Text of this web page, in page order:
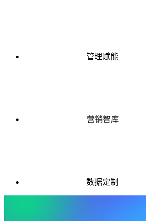
管理赋能
营销智库
数据定制